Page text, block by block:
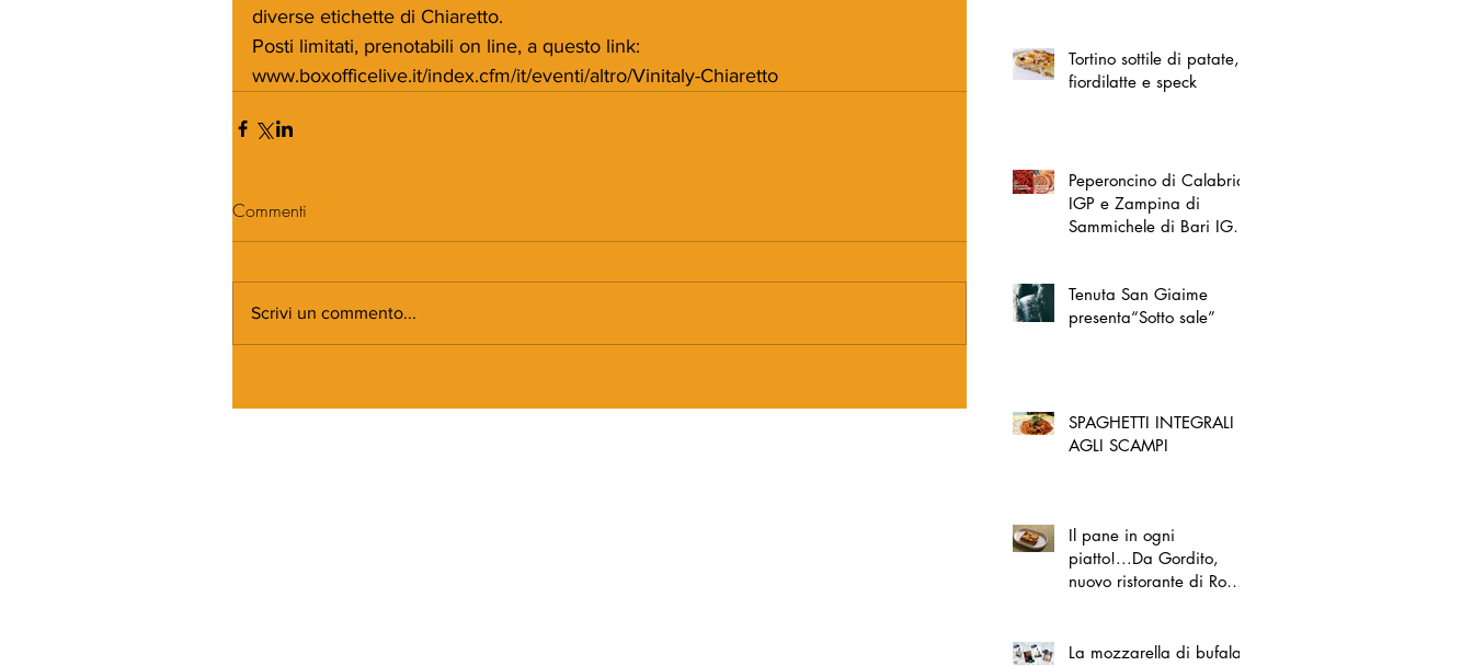
diverse etichette di Chiaretto.
Posti limitati, prenotabili on line, a questo link:
www.boxofficelive.it/index.cfm/it/eventi/altro/Vinitaly-Chiaretto
Commenti
Scrivi un commento...
Tortino sottile di patate,
fiordilatte e speck
Peperoncino di Calabria
IGP e Zampina di
Sammichele di Bari IGP
Tenuta San Giaime
presenta“Sotto sale”
SPAGHETTI INTEGRALI
AGLI SCAMPI
Il pane in ogni
piatto!...Da Gordito,
nuovo ristorante di Roma
La mozzarella di bufala